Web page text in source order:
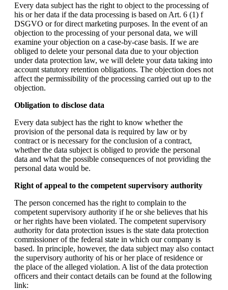
Every data subject has the right to object to the processing of
his or her data if the data processing is based on Art. 6 (1) f
DSGVO or for direct marketing purposes. In the event of an
objection to the processing of your personal data, we will
examine your objection on a case-by-case basis. If we are
obliged to delete your personal data due to your objection
under data protection law, we will delete your data taking into
account statutory retention obligations. The objection does not
affect the permissibility of the processing carried out up to the
objection.
Obligation to disclose data
Every data subject has the right to know whether the
provision of the personal data is required by law or by
contract or is necessary for the conclusion of a contract,
whether the data subject is obliged to provide the personal
data and what the possible consequences of not providing the
personal data would be.
Right of appeal to the competent supervisory authority
The person concerned has the right to complain to the
competent supervisory authority if he or she believes that his
or her rights have been violated. The competent supervisory
authority for data protection issues is the state data protection
commissioner of the federal state in which our company is
based. In principle, however, the data subject may also contact
the supervisory authority of his or her place of residence or
the place of the alleged violation. A list of the data protection
officers and their contact details can be found at the following
link: